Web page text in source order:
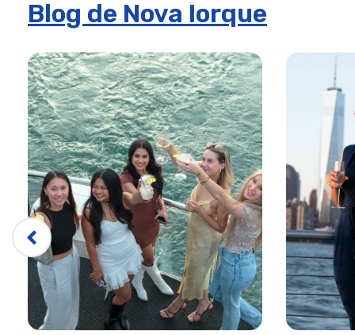
Cruzeiro com jantar Bateaux Premier Plus na véspera
Bateaux New York 4 de Julho Premier Brunch Cruise
Bateaux New York Cruzeiro com Brunch de Natal no dia
Bateaux New York Cruzeiro com jantar no dia de Natal |
Bateaux New York Cruzeiro com Brunch de Véspera de
Cruzeiro com jantar de véspera de Natal da Bateaux
Bateaux New York Christmas Eve Premier Lunch Cruise
Bateaux New York Easter Premier Plus Brunch Cruise |
Bateaux New York Easter Premier Plus Dinner Cruise |
Bateaux New York Fall Foliage Premier Lunch Lunch Cruise
Bateaux New York Cruzeiro com Brunch para o Dia do
Bateaux New York Fireworks Premier Cruise Jantar de
Bateaux New York 4 de julho - Cruzeiro com jantar de
Blog de Nova Iorque